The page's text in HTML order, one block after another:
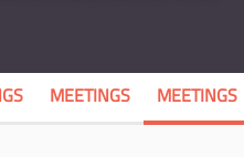
MEETINGS MEETINGS